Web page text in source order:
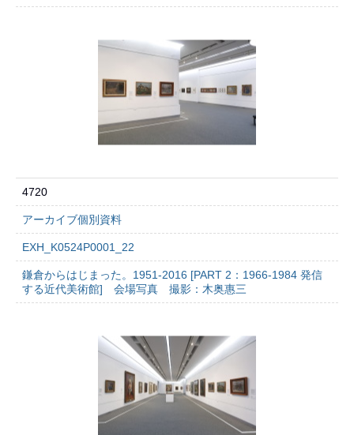
4720
アーカイブ個別資料
EXH_K0524P0001_22
鎌倉からはじまった。1951-2016 [PART 2：1966-1984 発信
する近代美術館] 会場写真 撮影：木奥惠三